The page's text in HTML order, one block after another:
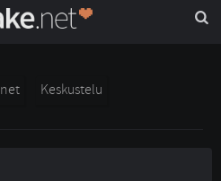
Keskustelu